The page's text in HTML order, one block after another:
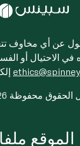
عن أي مخاوف
في الاحتيال أو
كل الحقوق محفوظة